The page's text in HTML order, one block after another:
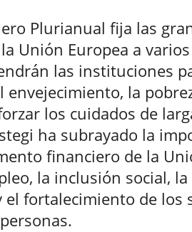
Plurianual fija las
Unión Europea a
las instituciones
envejecimiento, la
los cuidados de
ha subrayado la
financiero de la
la inclusión social,
fortalecimiento de los